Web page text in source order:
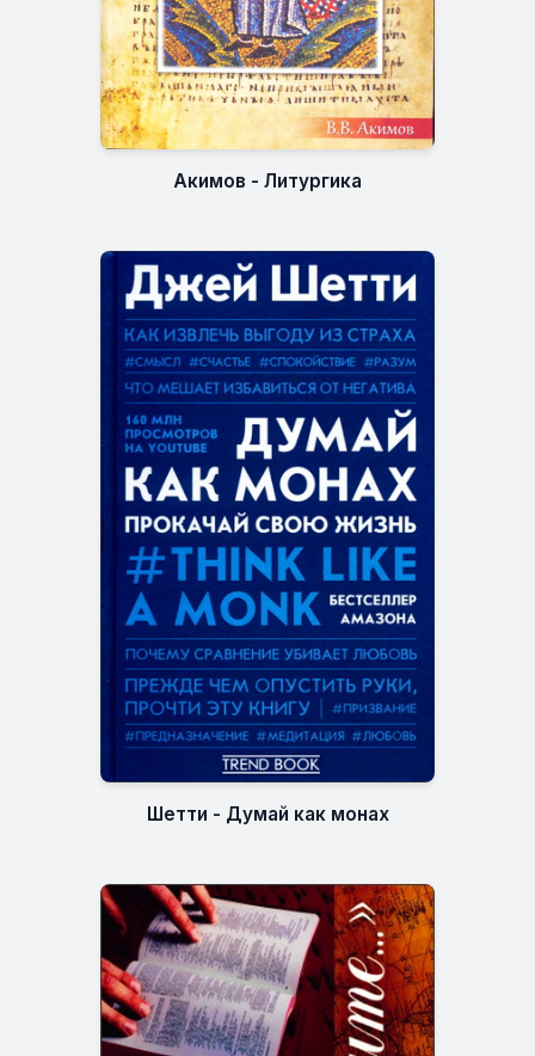
Акимов - Литургика
Шетти - Думай как монах